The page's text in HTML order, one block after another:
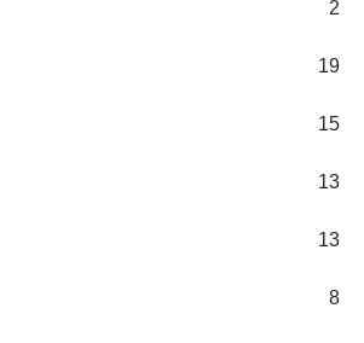
2
19
15
13
13
8